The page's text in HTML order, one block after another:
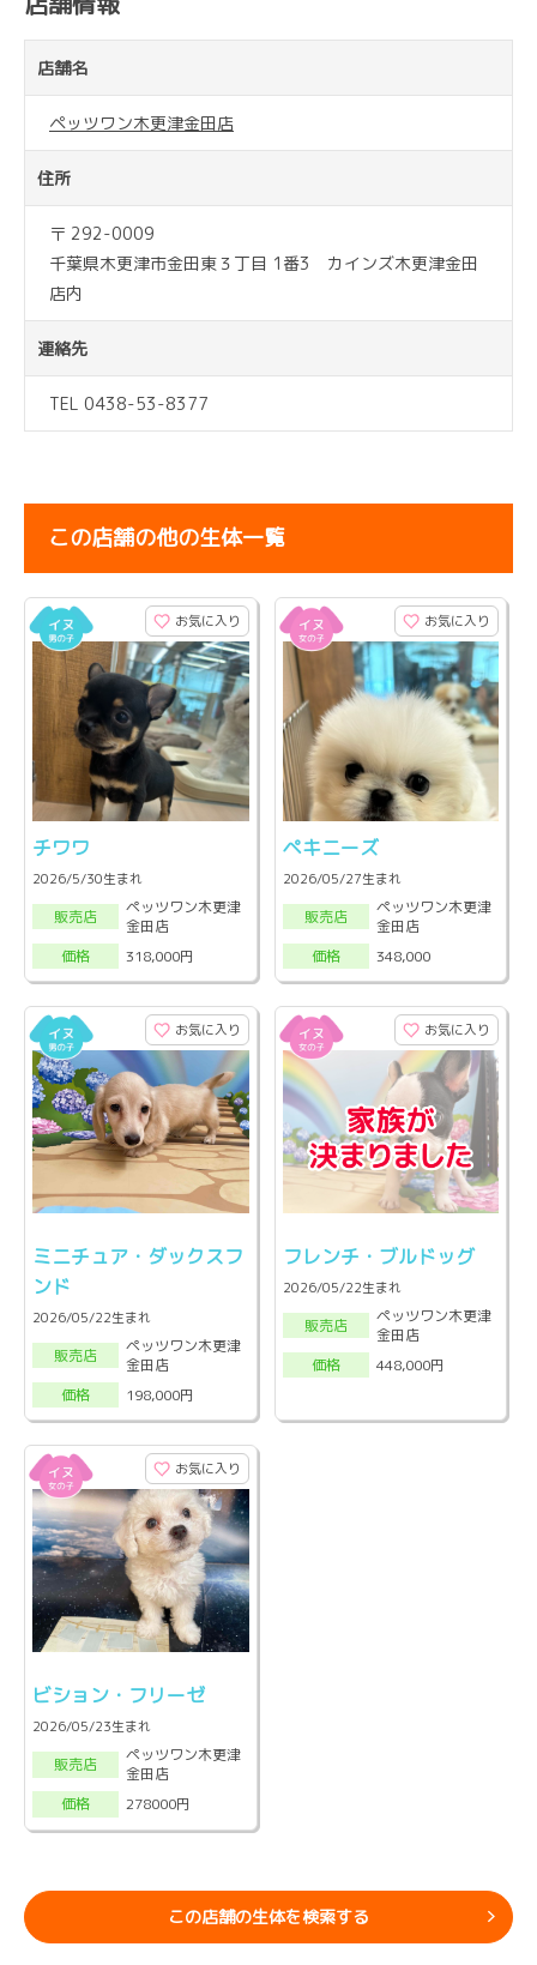
店舗名
ペッツワン木更津金田店
住所
〒 292-0009
千葉県木更津市金田東３丁目 1番3 カインズ木更津金田
店内
連絡先
TEL 0438-53-8377
この店舗の他の生体一覧
お気に入り
チワワ
2026/5/30生まれ
販売店
ペッツワン木更津
金田店
価格
318,000円
お気に入り
ペキニーズ
2026/05/27生まれ
販売店
ペッツワン木更津
金田店
価格
348,000
お気に入り
ミニチュア・ダックスフ
ンド
2026/05/22生まれ
販売店
ペッツワン木更津
金田店
価格
198,000円
お気に入り
フレンチ・ブルドッグ
2026/05/22生まれ
販売店
ペッツワン木更津
金田店
価格
448,000円
お気に入り
ビション・フリーゼ
2026/05/23生まれ
販売店
ペッツワン木更津
金田店
価格
278000円
この店舗の生体を検索する